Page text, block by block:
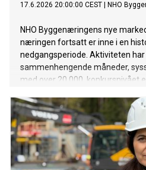
17.6.2026 20:00:00 CEST NHO
NHO Byggenæringens nye
næringen fortsatt er inne i en
nedgangsperiode. Aktiviteten
sammenhengende måneder,
med over 20 000, konkursnivået
bygget færre boliger enn siden
på størrelse med Lillestrøm